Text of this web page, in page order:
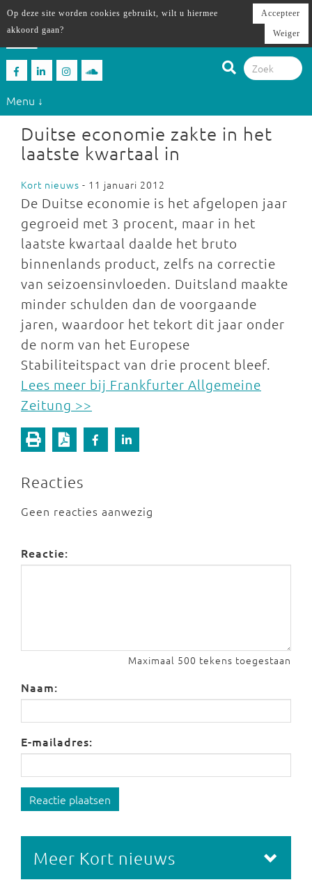
Menu ↓
Duitse economie zakte in het
laatste kwartaal in
Kort nieuws - 11 januari 2012
De Duitse economie is het afgelopen jaar
gegroeid met 3 procent, maar in het
laatste kwartaal daalde het bruto
binnenlands product, zelfs na correctie
van seizoensinvloeden. Duitsland maakte
minder schulden dan de voorgaande
jaren, waardoor het tekort dit jaar onder
de norm van het Europese
Stabiliteitspact van drie procent bleef.
Lees meer bij Frankfurter Allgemeine
Zeitung >>
Reacties
Geen reacties aanwezig
Reactie:
Maximaal 500 tekens toegestaan
Naam:
E-mailadres:
Reactie plaatsen
Meer Kort nieuws
Op deze site worden cookies gebruikt, wilt u hiermee
akkoord gaan?
Accepteer
Weiger